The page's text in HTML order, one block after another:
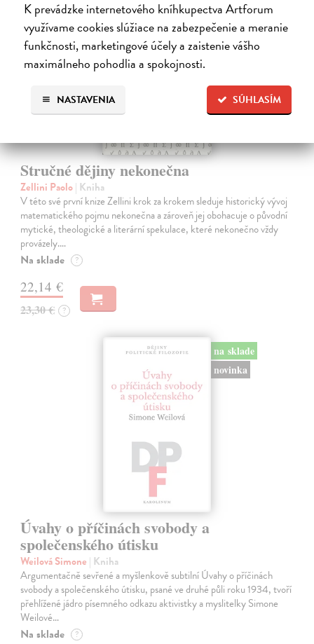
K prevádzke internetového kníhkupectva Artforum
využívame cookies slúžiace na zabezpečenie a meranie
funkčnosti, marketingové účely a zaistenie vášho
maximálneho pohodlia a spokojnosti.
SÚHLASÍM
NASTAVENIA
novinka
Stručné dějiny nekonečna
Zellini Paolo| Kniha
V této své první knize Zellini krok za krokem sleduje historický vývoj
matematického pojmu nekonečna a zároveň jej obohacuje o původní
mytické, theologické a literární spekulace, které nekonečno vždy
provázely.…
Na sklade ?
22,14 €
23,30 € ?
na sklade
novinka
Úvahy o příčinách svobody a
společenského útisku
Weilová Simone | Kniha
Argumentačně sevřené a myšlenkově subtilní Úvahy o příčinách
svobody a společenského útisku, psané ve druhé půli roku 1934, tvoří
přehlížené jádro písemného odkazu aktivistky a myslitelky Simone
Weilové…
Na sklade ?